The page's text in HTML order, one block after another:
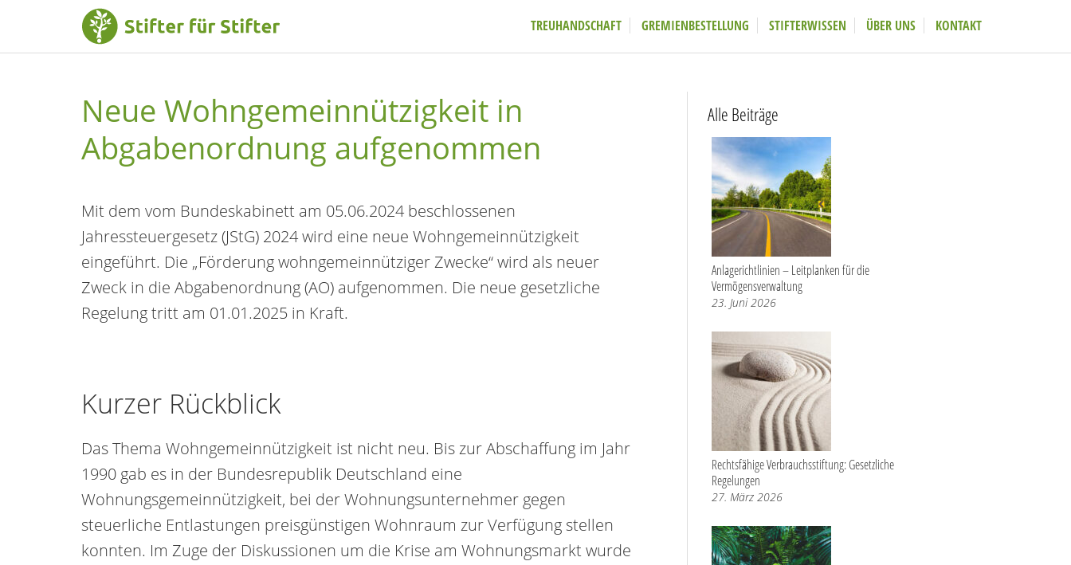
TREUHANDSCHAFT GREMIENBESTELLUNG STIFTERWISSEN ÜBER UNS KONTAKT
Neue Wohngemeinnützigkeit in
Abgabenordnung aufgenommen
Mit dem vom Bundeskabinett am 05.06.2024 beschlossenen
Jahressteuergesetz (JStG) 2024 wird eine neue Wohngemeinnützigkeit
eingeführt. Die „Förderung wohngemeinnütziger Zwecke“ wird als neuer
Zweck in die Abgabenordnung (AO) aufgenommen. Die neue gesetzliche
Regelung tritt am 01.01.2025 in Kraft.
Kurzer Rückblick
Das Thema Wohngemeinnützigkeit ist nicht neu. Bis zur Abschaffung im Jahr
1990 gab es in der Bundesrepublik Deutschland eine
Wohnungsgemeinnützigkeit, bei der Wohnungsunternehmer gegen
steuerliche Entlastungen preisgünstigen Wohnraum zur Verfügung stellen
konnten. Im Zuge der Diskussionen um die Krise am Wohnungsmarkt wurde
Alle Beiträge
Anlagerichtlinien – Leitplanken für die
Vermögensverwaltung
23. Juni 2026
Rechtsfähige Verbrauchsstiftung: Gesetzliche
Regelungen
27. März 2026